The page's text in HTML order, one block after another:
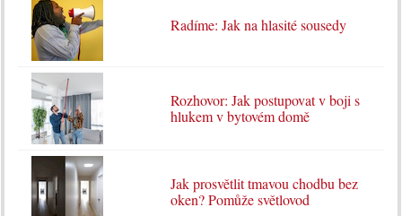
Radíme: Jak na hlasité sousedy
Rozhovor: Jak postupovat v boji s
hlukem v bytovém domě
Jak prosvětlit tmavou chodbu bez
oken? Pomůže světlovod